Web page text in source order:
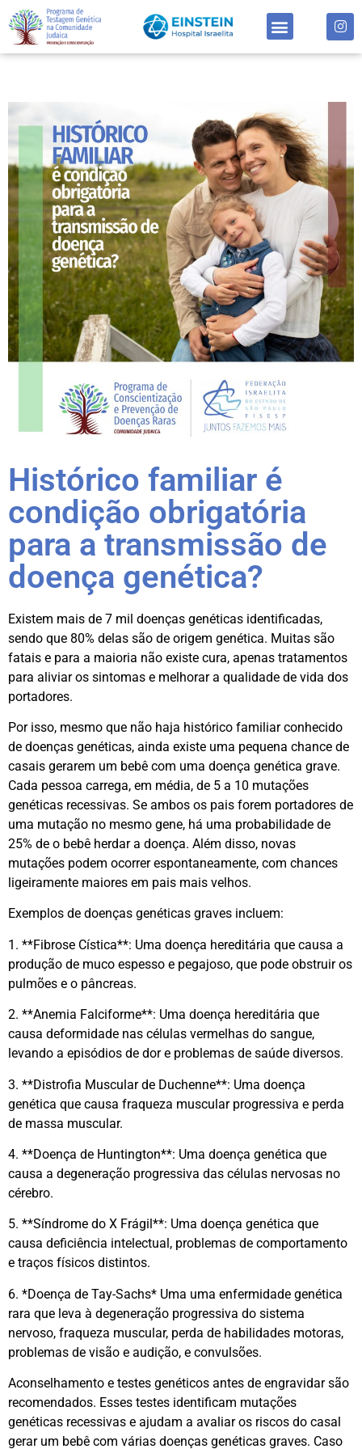
Histórico familiar é
condição obrigatória
para a transmissão de
doença genética?
Existem mais de 7 mil doenças genéticas identificadas,
sendo que 80% delas são de origem genética. Muitas são
fatais e para a maioria não existe cura, apenas tratamentos
para aliviar os sintomas e melhorar a qualidade de vida dos
portadores.
Por isso, mesmo que não haja histórico familiar conhecido
de doenças genéticas, ainda existe uma pequena chance de
casais gerarem um bebê com uma doença genética grave.
Cada pessoa carrega, em média, de 5 a 10 mutações
genéticas recessivas. Se ambos os pais forem portadores de
uma mutação no mesmo gene, há uma probabilidade de
25% de o bebê herdar a doença. Além disso, novas
mutações podem ocorrer espontaneamente, com chances
ligeiramente maiores em pais mais velhos.
Exemplos de doenças genéticas graves incluem:
1. **Fibrose Cística**: Uma doença hereditária que causa a
produção de muco espesso e pegajoso, que pode obstruir os
pulmões e o pâncreas.
2. **Anemia Falciforme**: Uma doença hereditária que
causa deformidade nas células vermelhas do sangue,
levando a episódios de dor e problemas de saúde diversos.
3. **Distrofia Muscular de Duchenne**: Uma doença
genética que causa fraqueza muscular progressiva e perda
de massa muscular.
4. **Doença de Huntington**: Uma doença genética que
causa a degeneração progressiva das células nervosas no
cérebro.
5. **Síndrome do X Frágil**: Uma doença genética que
causa deficiência intelectual, problemas de comportamento
e traços físicos distintos.
6. *Doença de Tay-Sachs* Uma uma enfermidade genética
rara que leva à degeneração progressiva do sistema
nervoso, fraqueza muscular, perda de habilidades motoras,
problemas de visão e audição, e convulsões.
Aconselhamento e testes genéticos antes de engravidar são
recomendados. Esses testes identificam mutações
genéticas recessivas e ajudam a avaliar os riscos do casal
gerar um bebê com várias doenças genéticas graves. Caso